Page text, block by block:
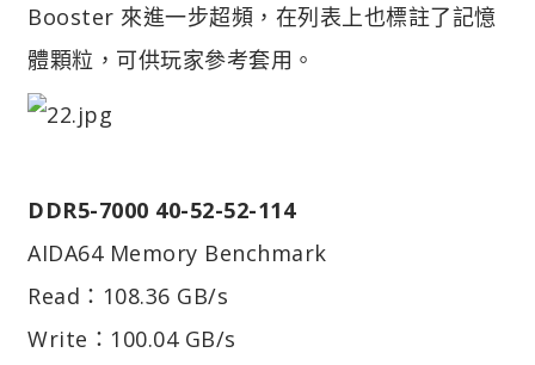
Booster 來進一步超頻，在列表上也標註了記憶
體顆粒，可供玩家參考套用。
DDR5-7000 40-52-52-114
AIDA64 Memory Benchmark
Read：108.36 GB/s
Write：100.04 GB/s